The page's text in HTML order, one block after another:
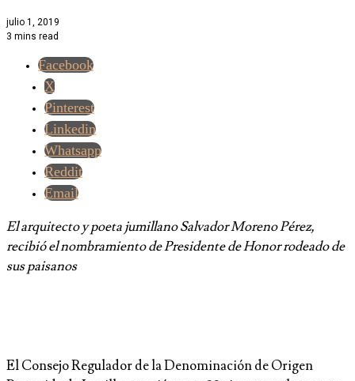
julio 1, 2019
3 mins read
Facebook
X
Pinterest
Linkedin
Whatsapp
Reddit
Email
El arquitecto y poeta jumillano Salvador Moreno Pérez,
recibió el nombramiento de Presidente de Honor rodeado de
sus paisanos
El Consejo Regulador de la Denominación de Origen